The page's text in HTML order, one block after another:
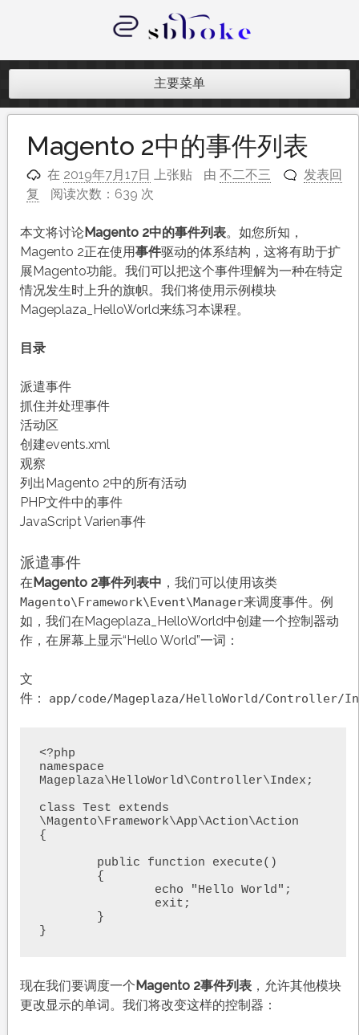
内
记录跨境电商独立站开发遇到的点点
主要菜单
Magento 2中的事件列表
在 2019年7月17日 上张贴 由 不二不三
发表回
复
阅读次数：639 次
本文将讨论Magento 2中的事件列表。如您所知，
Magento 2正在使用事件驱动的体系结构，这将有助于扩
展Magento功能。我们可以把这个事件理解为一种在特定
情况发生时上升的旗帜。我们将使用示例模块
Mageplaza_HelloWorld来练习本课程。
目录
派遣事件
抓住并处理事件
活动区
创建events.xml
观察
列出Magento 2中的所有活动
PHP文件中的事件
JavaScript Varien事件
派遣事件
在 Magento 2事件列表中 ，我们可以使用该类
Magento\Framework\Event\Manager来调度事件。例
如，我们在Mageplaza_HelloWorld中创建一个控制器动
作，在屏幕上显示“Hello World”一词：
文
件： app/code/Mageplaza/HelloWorld/Controller/
<?php
namespace
Mageplaza\HelloWorld\Controller\Index;
class Test extends
\Magento\Framework\App\Action\Action
{
}
现在我们要调度一个 Magento 2事件列表，允许其他模块
更改显示的单词。我们将改变这样的控制器：